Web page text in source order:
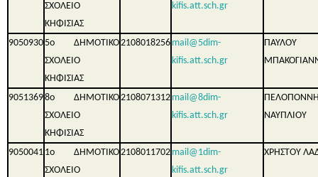
ΣΧΟΛΕΙΟ
ΚΗΦΙΣΙΑΣ
kifis.att.sch.gr
9050930 5ο ΔΗΜΟΤΙΚΟ
ΣΧΟΛΕΙΟ
ΚΗΦΙΣΙΑΣ
2108018256 mail@5dim-
kifis.att.sch.gr
ΠΑΥΛΟΥ
90513698ο ΔΗΜΟΤΙΚΟ
ΣΧΟΛΕΙΟ
ΚΗΦΙΣΙΑΣ
2108071312 mail@8dim-
kifis.att.sch.gr
ΝΑΥΠΛΙΟΥ
9050041 1ο ΔΗΜΟΤΙΚΟ
ΣΧΟΛΕΙΟ
2108011702 mail@1dim-
kifis.att.sch.gr
ΧΡΗΣΤΟΥ